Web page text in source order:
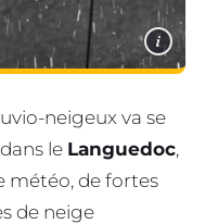
i
neigeux va se
dans le Languedoc,
météo, de fortes
de neige